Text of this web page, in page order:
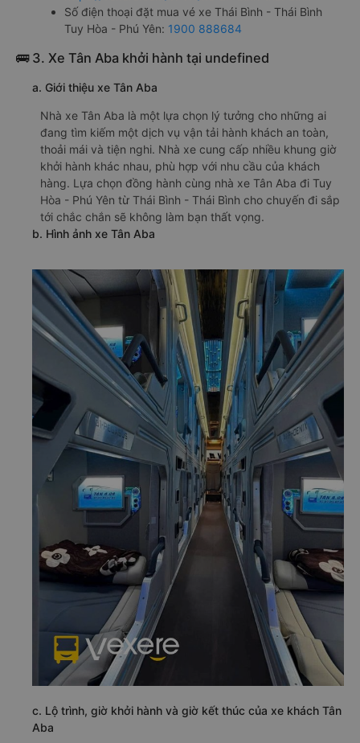
Số điện thoại đặt mua vé xe Thái Bình - Thái Bình
Tuy Hòa - Phú Yên: 1900 888684
🚌 3. Xe Tân Aba khởi hành tại undefined
a. Giới thiệu xe Tân Aba
Nhà xe Tân Aba là một lựa chọn lý tưởng cho những ai
đang tìm kiếm một dịch vụ vận tải hành khách an toàn,
thoải mái và tiện nghi. Nhà xe cung cấp nhiều khung giờ
khởi hành khác nhau, phù hợp với nhu cầu của khách
hàng. Lựa chọn đồng hành cùng nhà xe Tân Aba đi Tuy
Hòa - Phú Yên từ Thái Bình - Thái Bình cho chuyến đi sắp
tới chắc chắn sẽ không làm bạn thất vọng.
b. Hình ảnh xe Tân Aba
c. Lộ trình, giờ khởi hành và giờ kết thúc của xe khách Tân
Aba